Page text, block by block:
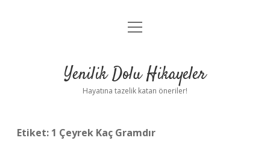
Anasayfa
Yasal Uyarı
menüyü
Yenilik Dolu Hikayeler
Hayatına tazelik katan öneriler!
Etiket: 1 Çeyrek Kaç Gramdır